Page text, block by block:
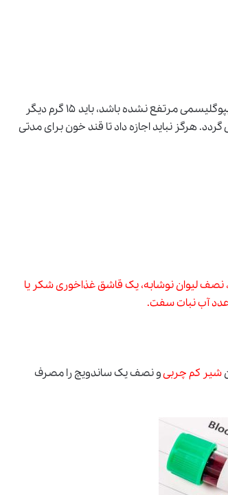
علائم هیپوگلیسمی مرتفع نشده باشد، باید ۱۵ گرم دیگر
هرگز نباید اجازه داد تا قند خون برای مدتی
نصف لیوان نوشابه، یک قاشق غذاخوری شکر یا
شیر کم چربیو نصف یک ساندویچ را مصرف